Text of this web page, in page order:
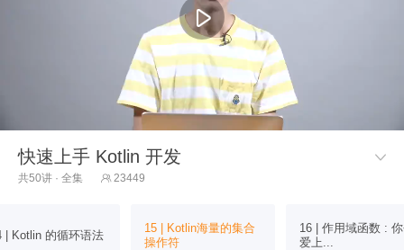
快速上手 Kotlin 开发 
共50讲 · 全集  23449
| Kotlin 的循环语法
15 | Kotlin海量的集合
操作符
16 | 作用域函数 :
爱上...